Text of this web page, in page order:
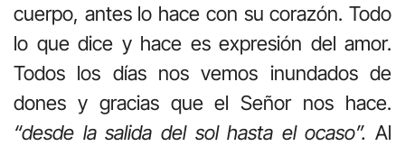
cuerpo, antes lo hace con su corazón. Todo
lo que dice y hace es expresión del amor.
Todos los días nos vemos inundados de
dones y gracias que el Señor nos hace.
“desde la salida del sol hasta el ocaso”. Al